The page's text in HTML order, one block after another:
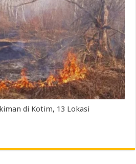
di Kotim, 13 Lokasi